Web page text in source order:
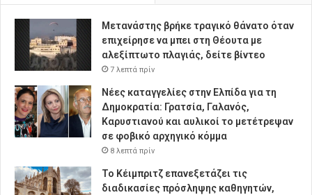
Μετανάστης βρήκε τραγικό θάνατο όταν
επιχείρησε να μπει στη Θέουτα με
αλεξίπτωτο πλαγιάς, δείτε βίντεο
7 λεπτά πρίν
Νέες καταγγελίες στην Ελπίδα για τη
Δημοκρατία: Γρατσία, Γαλανός,
Καρυστιανού και αυλικοί το μετέτρεψαν
σε φοβικό αρχηγικό κόμμα
8 λεπτά πρίν
Το Κέιμπριτζ επανεξετάζει τις
διαδικασίες πρόσληψης καθηγητών,